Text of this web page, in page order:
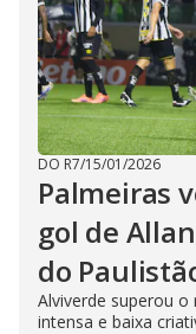
DO R7/15/01/2026
Palmeiras
gol de
do
Alviverde superou
intensa e baixa